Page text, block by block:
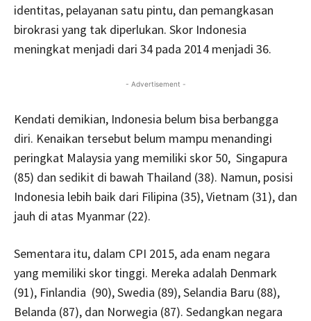
identitas, pelayanan satu pintu, dan pemangkasan
birokrasi yang tak diperlukan. Skor Indonesia
meningkat menjadi dari 34 pada 2014 menjadi 36.
- Advertisement -
Kendati demikian, Indonesia belum bisa berbangga
diri. Kenaikan tersebut belum mampu menandingi
peringkat Malaysia yang memiliki skor 50, Singapura
(85) dan sedikit di bawah Thailand (38). Namun, posisi
Indonesia lebih baik dari Filipina (35), Vietnam (31), dan
jauh di atas Myanmar (22).
Sementara itu, dalam CPI 2015, ada enam negara
yang memiliki skor tinggi. Mereka adalah Denmark
(91), Finlandia (90), Swedia (89), Selandia Baru (88),
Belanda (87), dan Norwegia (87). Sedangkan negara